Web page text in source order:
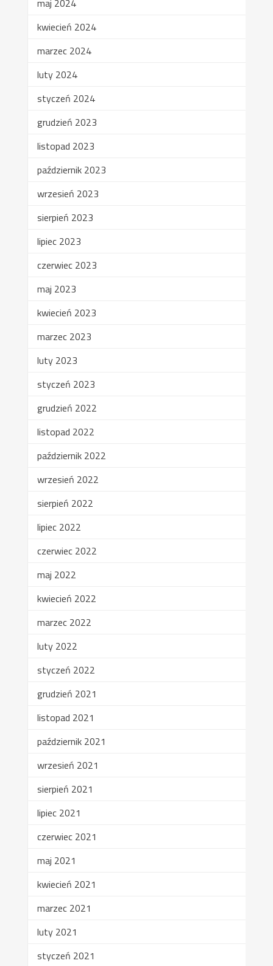
maj 2024
kwiecień 2024
marzec 2024
luty 2024
styczeń 2024
grudzień 2023
listopad 2023
październik 2023
wrzesień 2023
sierpień 2023
lipiec 2023
czerwiec 2023
maj 2023
kwiecień 2023
marzec 2023
luty 2023
styczeń 2023
grudzień 2022
listopad 2022
październik 2022
wrzesień 2022
sierpień 2022
lipiec 2022
czerwiec 2022
maj 2022
kwiecień 2022
marzec 2022
luty 2022
styczeń 2022
grudzień 2021
listopad 2021
październik 2021
wrzesień 2021
sierpień 2021
lipiec 2021
czerwiec 2021
maj 2021
kwiecień 2021
marzec 2021
luty 2021
styczeń 2021